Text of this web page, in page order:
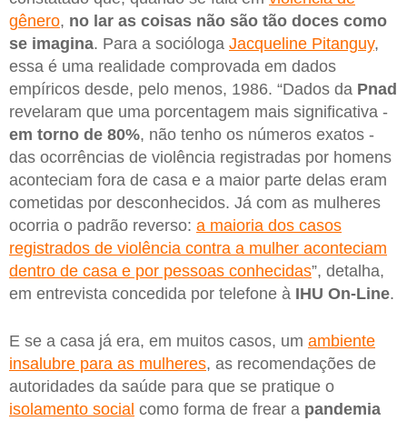
gênero, no lar as coisas não são tão doces como
se imagina. Para a socióloga Jacqueline Pitanguy,
essa é uma realidade comprovada em dados
empíricos desde, pelo menos, 1986. “Dados da Pnad
revelaram que uma porcentagem mais significativa -
em torno de 80%, não tenho os números exatos -
das ocorrências de violência registradas por homens
aconteciam fora de casa e a maior parte delas eram
cometidas por desconhecidos. Já com as mulheres
ocorria o padrão reverso: a maioria dos casos
registrados de violência contra a mulher aconteciam
dentro de casa e por pessoas conhecidas”, detalha,
em entrevista concedida por telefone à IHU On-Line.
E se a casa já era, em muitos casos, um ambiente
insalubre para as mulheres, as recomendações de
autoridades da saúde para que se pratique o
isolamento social como forma de frear a pandemia